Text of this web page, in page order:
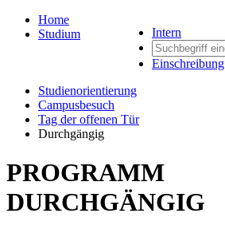
Intern
Einschreibung
Home
Studium
Studienorientierung
Campusbesuch
Tag der offenen Tür
Durchgängig
PROGRAMM
DURCHGÄNGIG